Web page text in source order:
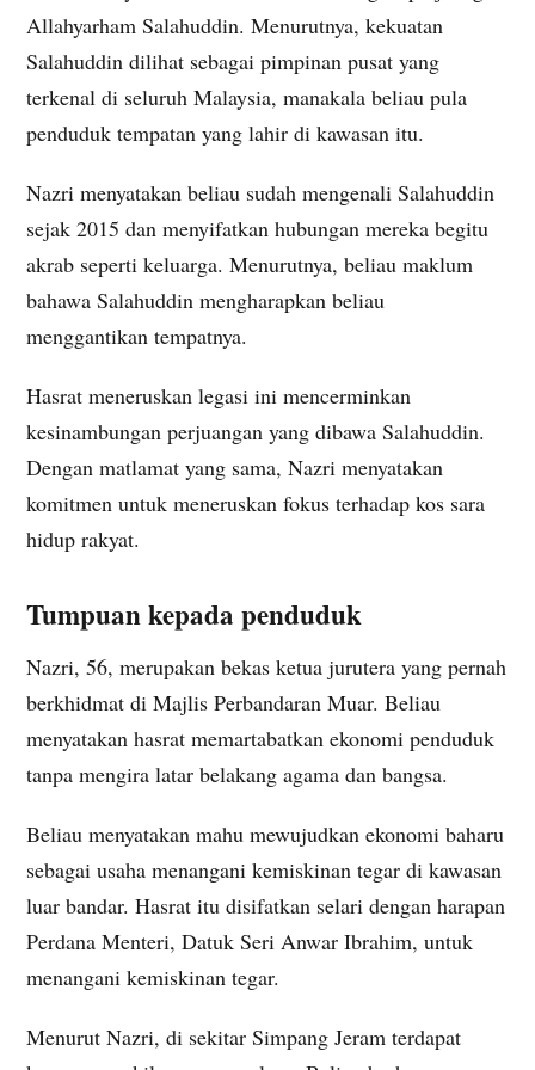
Allahyarham Salahuddin. Menurutnya, kekuatan
Salahuddin dilihat sebagai pimpinan pusat yang
terkenal di seluruh Malaysia, manakala beliau pula
penduduk tempatan yang lahir di kawasan itu.
Nazri menyatakan beliau sudah mengenali Salahuddin
sejak 2015 dan menyifatkan hubungan mereka begitu
akrab seperti keluarga. Menurutnya, beliau maklum
bahawa Salahuddin mengharapkan beliau
menggantikan tempatnya.
Hasrat meneruskan legasi ini mencerminkan
kesinambungan perjuangan yang dibawa Salahuddin.
Dengan matlamat yang sama, Nazri menyatakan
komitmen untuk meneruskan fokus terhadap kos sara
hidup rakyat.
Tumpuan kepada penduduk
Nazri, 56, merupakan bekas ketua jurutera yang pernah
berkhidmat di Majlis Perbandaran Muar. Beliau
menyatakan hasrat memartabatkan ekonomi penduduk
tanpa mengira latar belakang agama dan bangsa.
Beliau menyatakan mahu mewujudkan ekonomi baharu
sebagai usaha menangani kemiskinan tegar di kawasan
luar bandar. Hasrat itu disifatkan selari dengan harapan
Perdana Menteri, Datuk Seri Anwar Ibrahim, untuk
menangani kemiskinan tegar.
Menurut Nazri, di sekitar Simpang Jeram terdapat